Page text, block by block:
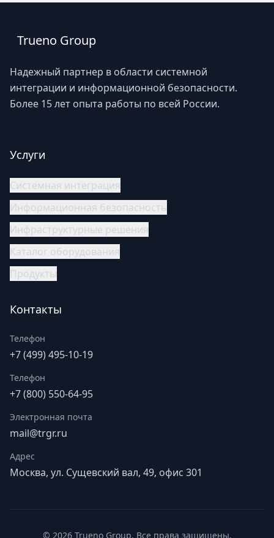
Trueno Group
Надежный партнер в области системной
интеграции и информационной безопасности.
Более 15 лет опыта работы по всей России.
Услуги
Системная интеграция
Информационная безопасность
Инфраструктурные решения
Каталог оборудования
Продукты
Контакты
Телефон
+7 (499) 495-10-19
Телефон
+7 (800) 550-64-95
Электронная почта
mail@trgr.ru
Адрес
Москва, ул. Сущевский вал, 49, офис 301
© 2026Trueno Group. Все права защищены.